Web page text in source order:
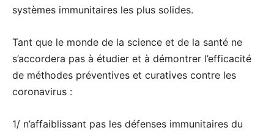
systèmes immunitaires les plus solides.
Tant que le monde de la science et de la santé ne
s’accordera pas à étudier et à démontrer l’efficacité
de méthodes préventives et curatives contre les
coronavirus :
1/ n’affaiblissant pas les défenses immunitaires du